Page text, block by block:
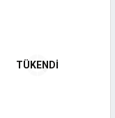
TÜKENDİ